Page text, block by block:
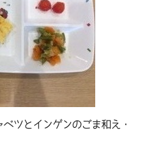
ツとインゲンのごま和え・